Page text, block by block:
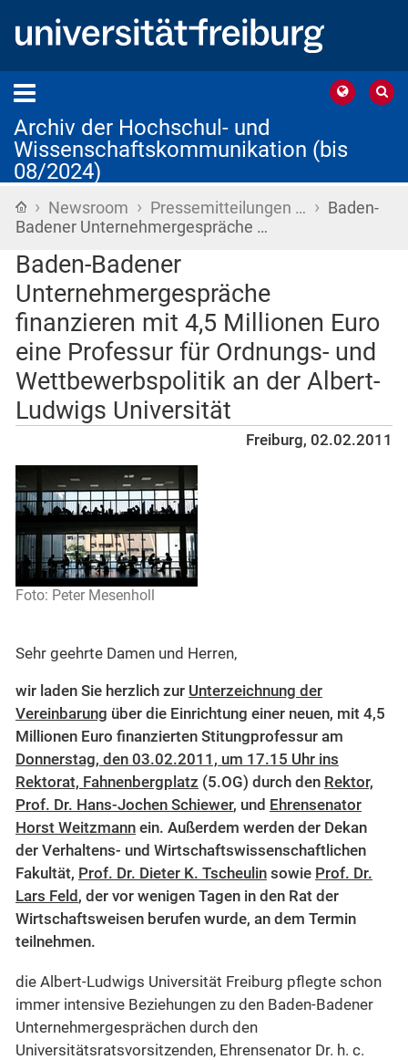
Archiv der Hochschul- und
Wissenschaftskommunikation (bis
08/2024)
Startseite
› Newsroom › Pressemitteilungen … › Baden-
Badener Unternehmergespräche …
Baden-Badener
Unternehmergespräche
finanzieren mit 4,5 Millionen Euro
eine Professur für Ordnungs- und
Wettbewerbspolitik an der Albert-
Ludwigs Universität
Freiburg, 02.02.2011
Foto: Peter Mesenholl
Sehr geehrte Damen und Herren,
wir laden Sie herzlich zur Unterzeichnung der
Vereinbarung über die Einrichtung einer neuen, mit 4,5
Millionen Euro finanzierten Stitungprofessur am
Donnerstag, den 03.02.2011, um 17.15 Uhr ins
Rektorat, Fahnenbergplatz (5.OG) durch den Rektor,
Prof. Dr. Hans-Jochen Schiewer, und Ehrensenator
Horst Weitzmann ein. Außerdem werden der Dekan
der Verhaltens- und Wirtschaftswissenschaftlichen
Fakultät, Prof. Dr. Dieter K. Tscheulin sowie Prof. Dr.
Lars Feld , der vor wenigen Tagen in den Rat der
Wirtschaftsweisen berufen wurde, an dem Termin
teilnehmen.
die Albert-Ludwigs Universität Freiburg pflegte schon
immer intensive Beziehungen zu den Baden-Badener
Unternehmergesprächen durch den
Universitätsratsvorsitzenden, Ehrensenator Dr. h. c.